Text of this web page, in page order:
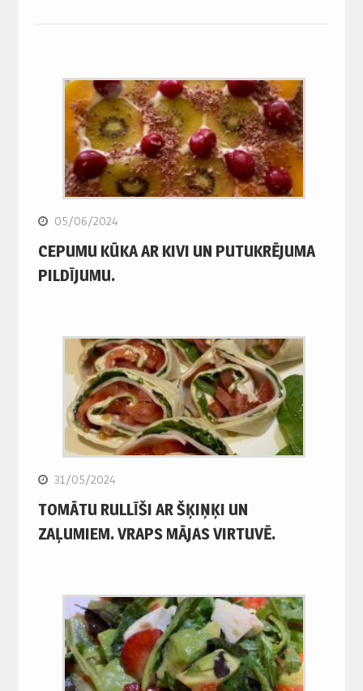
05/06/2024
CEPUMU KŪKA AR KIVI UN PUTUKRĒJUMA
PILDĪJUMU.
31/05/2024
TOMĀTU RULLĪŠI AR ŠĶIŅĶI UN
ZAĻUMIEM. VRAPS MĀJAS VIRTUVĒ.